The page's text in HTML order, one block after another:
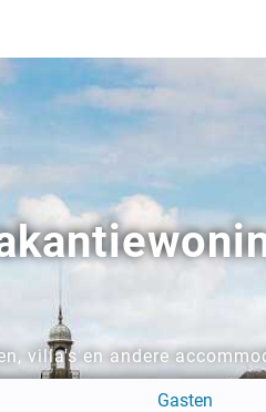
villa's en andere
Gasten